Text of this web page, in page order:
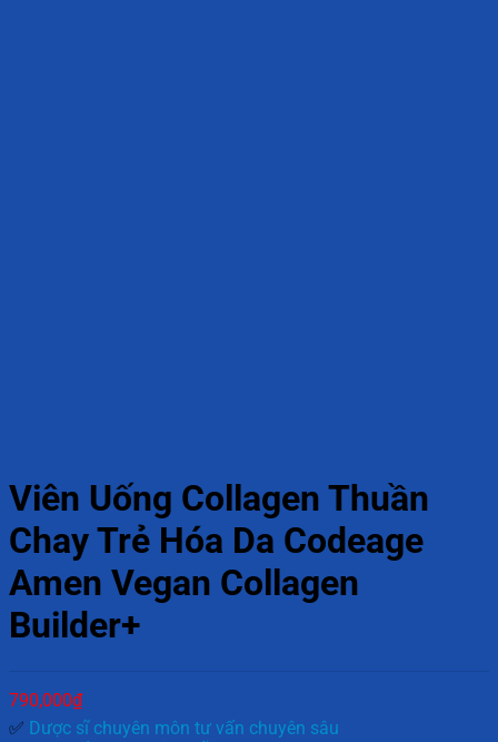
Viên Uống Collagen Thuần
Chay Trẻ Hóa Da Codeage
Amen Vegan Collagen
Builder+
790,000₫
✅ Dược sĩ chuyên môn tư vấn chuyên sâu